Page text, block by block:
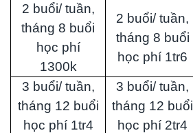
2 buổi/ tuần,
tháng 8 buổi
học phí
1300k
2 buổi/ tuần,
tháng 8 buổi
học phí 1tr6
3 buổi/ tuần,
tháng 12 buổi
học phí 1tr4
3 buổi/ tuần,
tháng 12 buổi
học phí 2tr4